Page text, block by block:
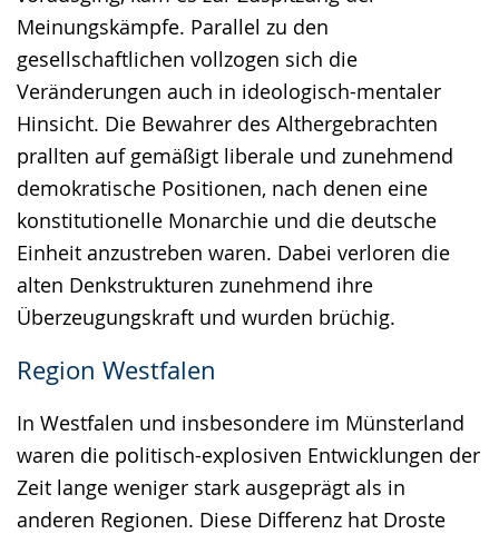
Meinungskämpfe. Parallel zu den
gesellschaftlichen vollzogen sich die
Veränderungen auch in ideologisch-mentaler
Hinsicht. Die Bewahrer des Althergebrachten
prallten auf gemäßigt liberale und zunehmend
demokratische Positionen, nach denen eine
konstitutionelle Monarchie und die deutsche
Einheit anzustreben waren. Dabei verloren die
alten Denkstrukturen zunehmend ihre
Überzeugungskraft und wurden brüchig.
Region Westfalen
In Westfalen und insbesondere im Münsterland
waren die politisch-explosiven Entwicklungen der
Zeit lange weniger stark ausgeprägt als in
anderen Regionen. Diese Differenz hat Droste